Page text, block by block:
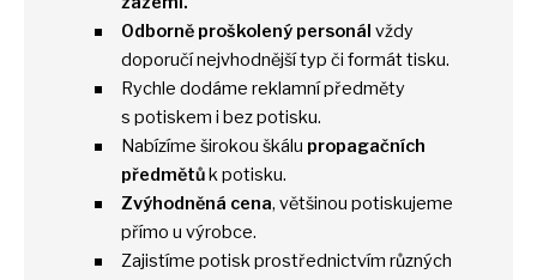
Odborně proškolený personál vždy
doporučí nejvhodnější typ či formát tisku.
Rychle dodáme reklamní předměty
s potiskem i bez potisku.
Nabízíme širokou škálu propagačních
předmětůkpotisku.
Zvýhodněná cena, většinou potiskujeme
přímo u výrobce.
Zajistíme potisk prostřednictvím různých